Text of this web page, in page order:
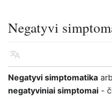
Negatyvi
Kalba
Negatyvi simptomatika
negatyviniai simptomai -